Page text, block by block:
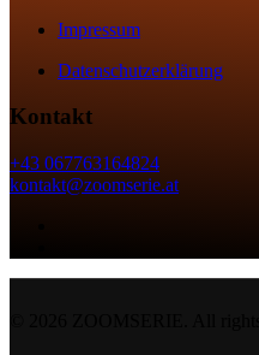
Impressum
Datenschutzerklärung
Kontakt
+43 067763164824
kontakt@zoomserie.at